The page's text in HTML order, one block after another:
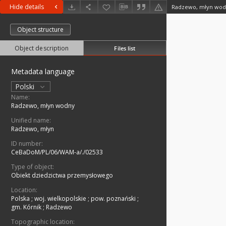
Hide details Radzewo, młyn
Object structure
Object description Files list
Metadata language
Polski
Name:
Radzewo, młyn wodny
Unified name:
Radzewo, młyn
ID number:
CeBaDoM/PL/06/WAM-a/./02533
Type of object:
Obiekt dziedzictwa przemysłowego
Location:
Polska ; woj. wielkopolskie ; pow. poznański ;
gm. Kórnik ; Radzewo
Topographic location: